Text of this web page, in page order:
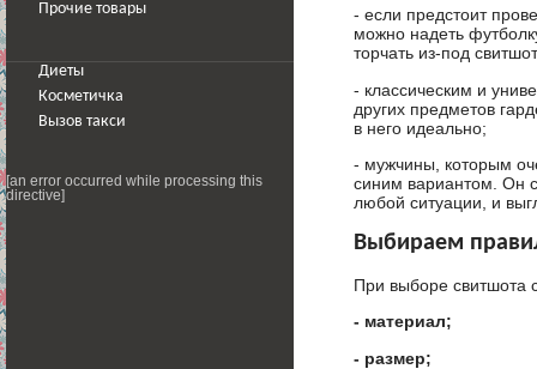
Прочие товары
Диеты
Косметичка
Вызов такси
[an error occurred while processing this
directive]
- если предстоит
можно надеть
торчать из-под
- классическим и
других предметов
в него идеально;
- мужчины, которым
синим вариантом. Он
любой ситуации, и
Выбираем
При выборе свитшота
- материал;
- размер;